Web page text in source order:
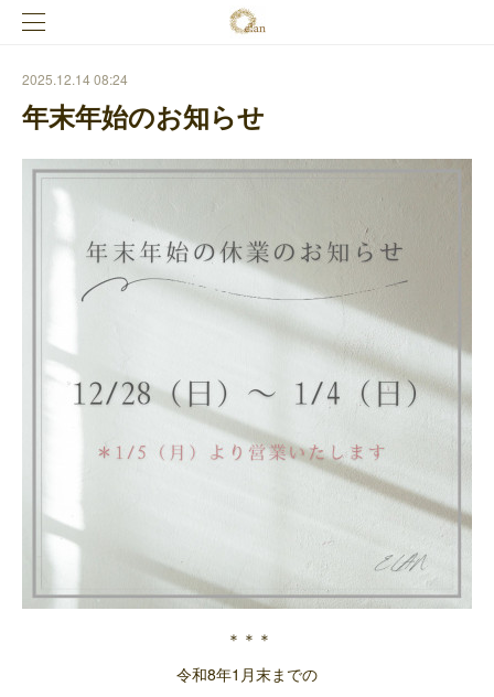
2025.12.14 08:24
年末年始のお知らせ
＊＊＊
令和8年1月末までの